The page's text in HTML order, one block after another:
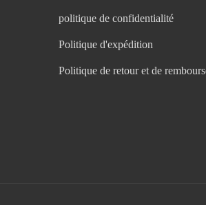
politique de confidentialité
Politique d'expédition
Politique de retour et de